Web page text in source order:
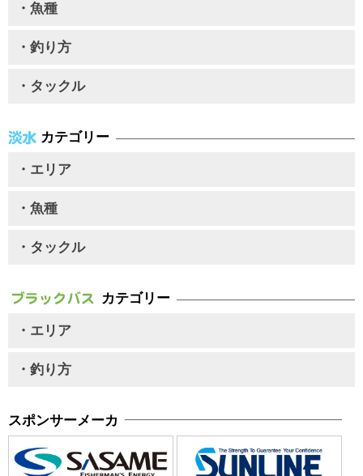
・魚種
・釣り方
・タックル
カテゴリー
・エリア
・魚種
・タックル
カテゴリー
・エリア
・釣り方
スポンサーメーカ